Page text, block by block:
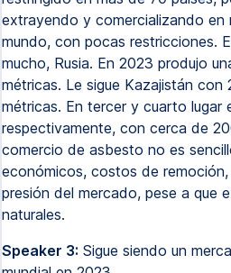
extrayendo y comercializando en
mundo, con pocas restricciones.
mucho, Rusia. En 2023 produjo
métricas. Le sigue Kazajistán
métricas. En tercer y cuarto lugar
respectivamente, con cerca de
comercio de asbesto no es
económicos, costos de
presión del mercado, pese a que
naturales.
Speaker 3: Sigue siendo un